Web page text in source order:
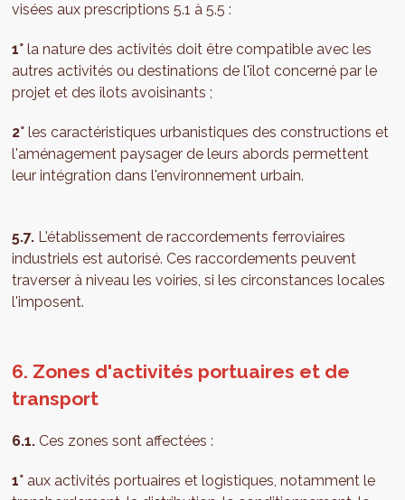
visées aux prescriptions 5.1 à 5.5 :
1° la nature des activités doit être compatible avec les
autres activités ou destinations de l'îlot concerné par le
projet et des îlots avoisinants ;
2° les caractéristiques urbanistiques des constructions et
l'aménagement paysager de leurs abords permettent
leur intégration dans l'environnement urbain.
5.7. L'établissement de raccordements ferroviaires
industriels est autorisé. Ces raccordements peuvent
traverser à niveau les voiries, si les circonstances locales
l'imposent.
6. Zones d'activités portuaires et de
transport
6.1. Ces zones sont affectées :
1° aux activités portuaires et logistiques, notamment le